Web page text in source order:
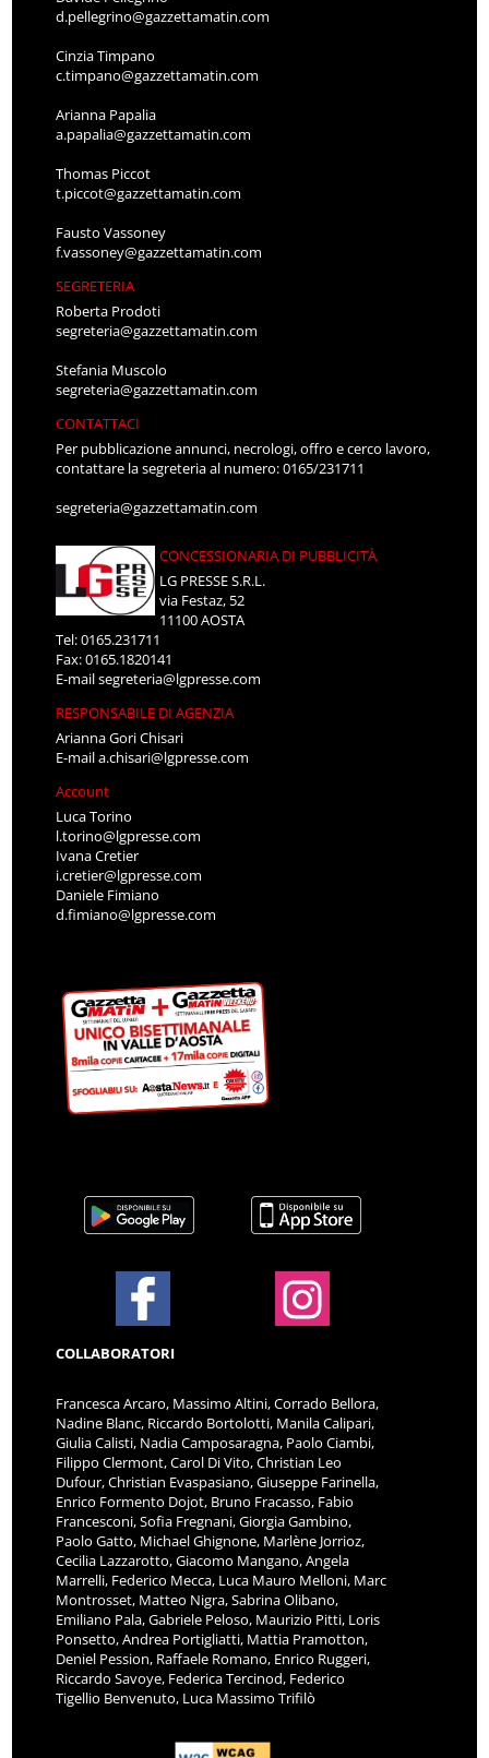
d.pellegrino@gazzettamatin.com
Cinzia Timpano
c.timpano@gazzettamatin.com
Arianna Papalia
a.papalia@gazzettamatin.com
Thomas Piccot
t.piccot@gazzettamatin.com
Fausto Vassoney
f.vassoney@gazzettamatin.com
SEGRETERIA
Roberta Prodoti
segreteria@gazzettamatin.com
Stefania Muscolo
segreteria@gazzettamatin.com
CONTATTACI
Per pubblicazione annunci, necrologi, offro e cerco lavoro,
contattare la segreteria al numero: 0165/231711
segreteria@gazzettamatin.com
CONCESSIONARIA DI PUBBLICITÀ
LG PRESSE S.R.L.
via Festaz, 52
11100 AOSTA
Tel: 0165.231711
Fax: 0165.1820141
E-mailsegreteria@lgpresse.com
RESPONSABILE DI AGENZIA
Arianna Gori Chisari
E-maila.chisari@lgpresse.com
Account
Luca Torino
l.torino@lgpresse.com
Ivana Cretier
i.cretier@lgpresse.com
Daniele Fimiano
d.fimiano@lgpresse.com
COLLABORATORI
Francesca Arcaro, Massimo Altini, Corrado Bellora,
Nadine Blanc, Riccardo Bortolotti, Manila Calipari,
Giulia Calisti, Nadia Camposaragna, Paolo Ciambi,
Filippo Clermont, Carol Di Vito, Christian Leo
Dufour, Christian Evaspasiano, Giuseppe Farinella,
Enrico Formento Dojot, Bruno Fracasso, Fabio
Francesconi, Sofia Fregnani, Giorgia Gambino,
Paolo Gatto, Michael Ghignone, Marlène Jorrioz,
Cecilia Lazzarotto, Giacomo Mangano, Angela
Marrelli, Federico Mecca, Luca Mauro Melloni, Marc
Montrosset, Matteo Nigra, Sabrina Olibano,
Emiliano Pala, Gabriele Peloso, Maurizio Pitti, Loris
Ponsetto, Andrea Portigliatti, Mattia Pramotton,
Deniel Pession, Raffaele Romano, Enrico Ruggeri,
Riccardo Savoye, Federica Tercinod, Federico
Tigellio Benvenuto, Luca Massimo Trifilò